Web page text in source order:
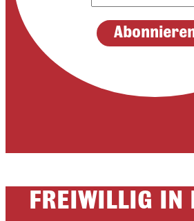
FREIWILLIG IN